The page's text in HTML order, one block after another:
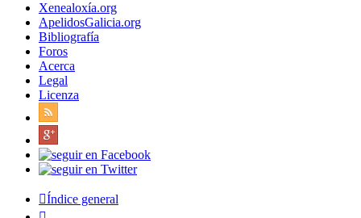
Xenealoxía.org
ApelidosGalicia.org
Bibliografía
Foros
Acerca
Legal
Licenza
Índice general